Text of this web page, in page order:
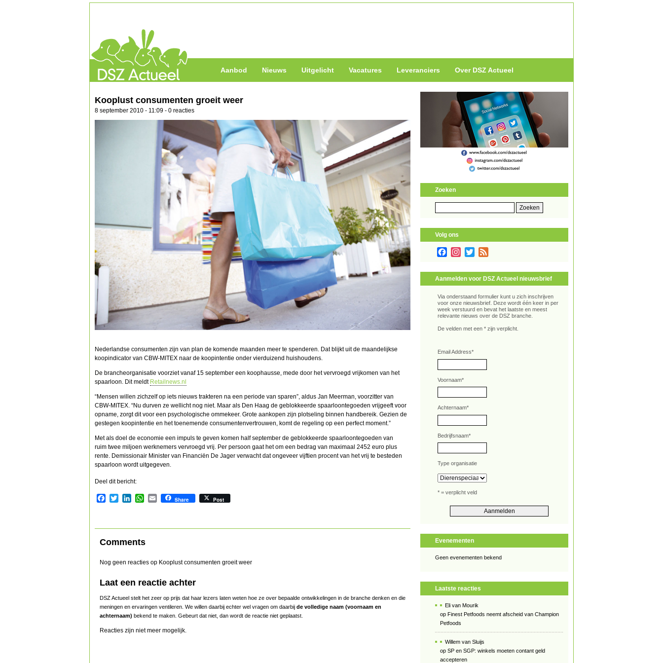
Aanbod Nieuws Uitgelicht Vacatures Leveranciers Over DSZ Actueel
Kooplust consumenten groeit weer
8 september 2010 - 11:09 - 0 reacties
Nederlandse consumenten zijn van plan de komende maanden meer te spenderen. Dat blijkt uit de maandelijkse
koopindicator van CBW-MITEX naar de koopintentie onder vierduizend huishoudens.
De brancheorganisatie voorziet vanaf 15 september een koophausse, mede door het vervroegd vrijkomen van het
spaarloon. Dit meldt Retailnews.nl
“Mensen willen zichzelf op iets nieuws trakteren na een periode van sparen”, aldus Jan Meerman, voorzitter van
CBW-MITEX. “Nu durven ze wellicht nog niet. Maar als Den Haag de geblokkeerde spaarloontegoeden vrijgeeft voor
opname, zorgt dit voor een psychologische ommekeer. Grote aankopen zijn plotseling binnen handbereik. Gezien de
gestegen koopintentie en het toenemende consumentenvertrouwen, komt de regeling op een perfect moment.”
Met als doel de economie een impuls te geven komen half september de geblokkeerde spaarloontegoeden van
ruim twee miljoen werknemers vervroegd vrij. Per persoon gaat het om een bedrag van maximaal 2452 euro plus
rente. Demissionair Minister van Financiën De Jager verwacht dat ongeveer vijftien procent van het vrij te besteden
spaarloon wordt uitgegeven.
Deel dit bericht:
Facebook
TwitterLinkedInWhatsApp
EmailShare Post
Comments
Nog geen reacties op Kooplust consumenten groeit weer
Laat een reactie achter
DSZ Actueel stelt het zeer op prijs dat haar lezers laten weten hoe ze over bepaalde ontwikkelingen in de branche denken en die
meningen en ervaringen ventileren. We willen daarbij echter wel vragen om daarbij de volledige naam (voornaam en
achternaam) bekend te maken. Gebeurt dat niet, dan wordt de reactie niet geplaatst.
Reacties zijn niet meer mogelijk.
Zoeken
naar:
Volg ons
FacebookInstagram
Twitter
Aanmelden voor DSZ Actueel nieuwsbrief
Via onderstaand formulier kunt u zich inschrijven
voor onze nieuwsbrief. Deze wordt één keer in per
week verstuurd en bevat het laatste en meest
relevante nieuws over de DSZ branche.
De velden met een * zijn verplicht.
Email Address*
Voornaam*
Achternaam*
Bedrijfsnaam*
Type organisatie
* = verplicht veld
Evenementen
Geen evenementen bekend
Laatste reacties
Eli van Mourik
op Finest Petfoods neemt afscheid van Champion
Petfoods
Willem van Sluijs
op SP en SGP: winkels moeten contant geld
accepteren